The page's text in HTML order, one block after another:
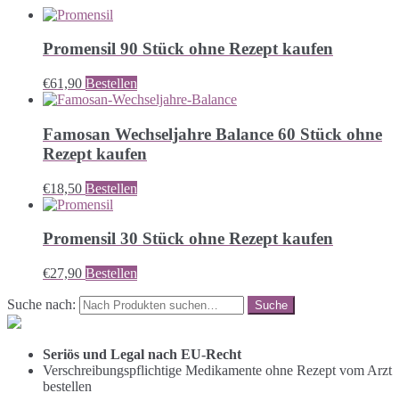
Promensil 90 Stück ohne Rezept kaufen
€61,90 Bestellen
Famosan Wechseljahre Balance 60 Stück ohne
Rezept kaufen
€18,50 Bestellen
Promensil 30 Stück ohne Rezept kaufen
€27,90 Bestellen
Suche nach:
Seriös und Legal nach EU-Recht
Verschreibungspflichtige Medikamente ohne Rezept vom Arzt
bestellen